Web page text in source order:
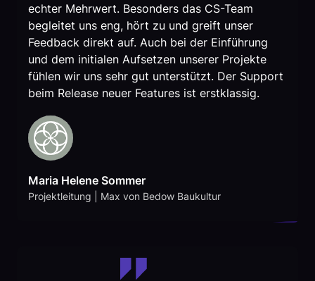
echter Mehrwert. Besonders das CS-Team
begleitet uns eng, hört zu und greift unser
Feedback direkt auf. Auch bei der Einführung
und dem initialen Aufsetzen unserer Projekte
fühlen wir uns sehr gut unterstützt. Der Support
beim Release neuer Features ist erstklassig.
Maria Helene Sommer
Projektleitung | Max von Bedow Baukultur